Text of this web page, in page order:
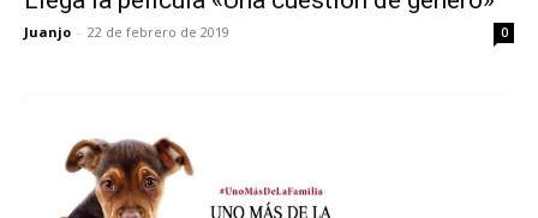
Juanjo - 22 de febrero de 2019 0